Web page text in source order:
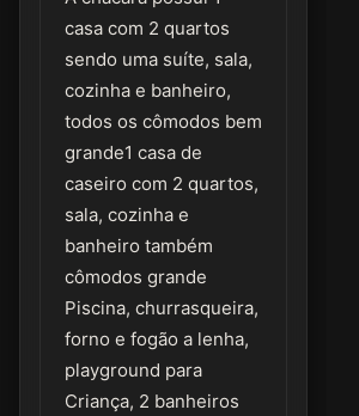
casa com 2 quartos
sendo uma suíte, sala,
cozinha e banheiro,
todos os cômodos bem
grande1 casa de
caseiro com 2 quartos,
sala, cozinha e
banheiro também
cômodos grande
Piscina, churrasqueira,
forno e fogão a lenha,
playground para
Criança, 2 banheiros